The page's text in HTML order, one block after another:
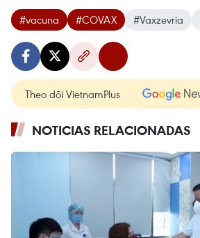
#vacuna #COVAX #Vaxzevria
Theo dõi VietnamPlus
NOTICIAS RELACIONADAS